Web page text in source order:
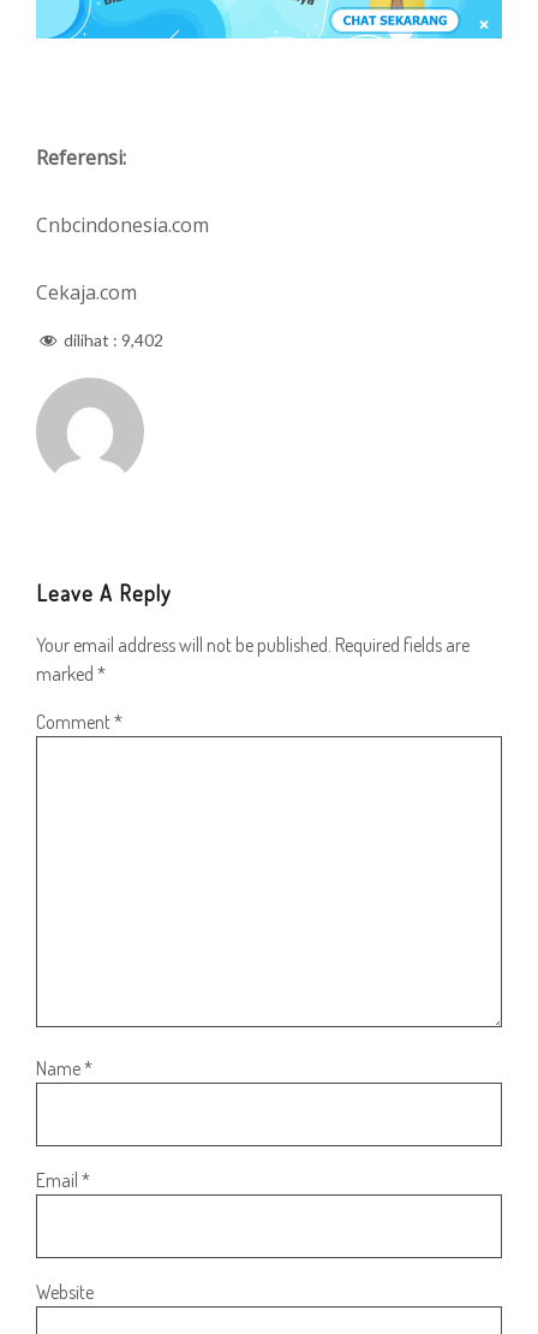
Referensi:
Cnbcindonesia.com
Cekaja.com
dilihat : 9,402
Leave A Reply
Your email address will not be published. Required fields are
marked *
Comment*
Name*
Email *
Website